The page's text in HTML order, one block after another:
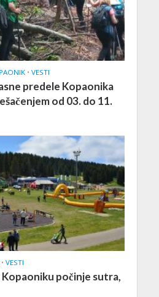
• VESTI
predele Kopaonika
od 03. do 11.
• VESTI
počinje sutra,